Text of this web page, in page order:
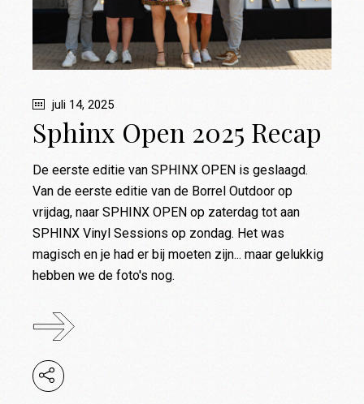
juli 14, 2025
Sphinx Open 2025 Recap
De eerste editie van SPHINX OPEN is geslaagd.
Van de eerste editie van de Borrel Outdoor op
vrijdag, naar SPHINX OPEN op zaterdag tot aan
SPHINX Vinyl Sessions op zondag. Het was
magisch en je had er bij moeten zijn... maar gelukkig
hebben we de foto's nog.